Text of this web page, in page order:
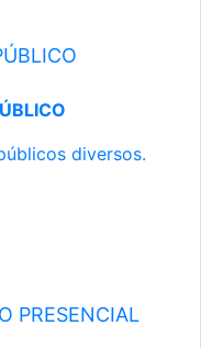
diversos.
PRESENCIAL